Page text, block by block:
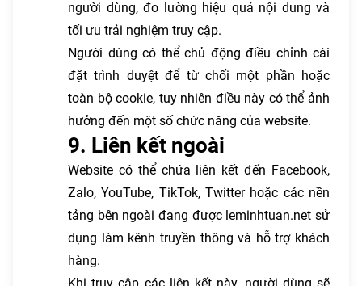
người dùng, đo lường hiệu quả nội dung và
tối ưu trải nghiệm truy cập.
Người dùng có thể chủ động điều chỉnh cài
đặt trình duyệt để từ chối một phần hoặc
toàn bộ cookie, tuy nhiên điều này có thể ảnh
hưởng đến một số chức năng của website.
9. Liên kết ngoài
Website có thể chứa liên kết đến Facebook,
Zalo, YouTube, TikTok, Twitter hoặc các nền
tảng bên ngoài đang được leminhtuan.net sử
dụng làm kênh truyền thông và hỗ trợ khách
hàng.